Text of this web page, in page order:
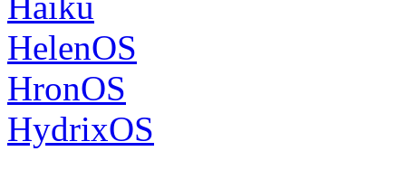
HelenOS
HronOS
HydrixOS